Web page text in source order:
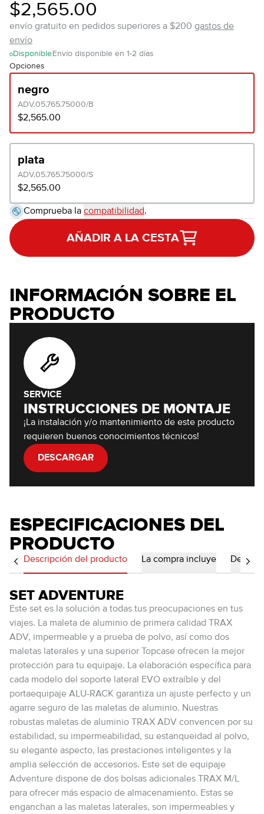
$2,565.00
envío gratuito en pedidos superiores a $200 gastos de
envío
Disponible Envío disponible en 1-2 días
Opciones
negro
ADV.05.765.75000/B
$2,565.00
plata
ADV.05.765.75000/S
$2,565.00
Comprueba la compatibilidad.
AÑADIR A LA CESTA
INFORMACIÓN SOBRE EL
PRODUCTO
SERVICE
INSTRUCCIONES DE MONTAJE
¡La instalación y/o mantenimiento de este producto
requieren buenos conocimientos técnicos!
DESCARGAR
ESPECIFICACIONES DEL
PRODUCTO
Descripción del producto La compra incluye Detalles
SET ADVENTURE
Este set es la solución a todas tus preocupaciones en tus
viajes. La maleta de aluminio de primera calidad TRAX
ADV, impermeable y a prueba de polvo, así como dos
maletas laterales y una superior Topcase ofrecen la mejor
protección para tu equipaje. La elaboración específica para
cada modelo del soporte lateral EVO extraíble y del
portaequipaje ALU-RACK garantiza un ajuste perfecto y un
agarre seguro de las maletas de aluminio. Nuestras
robustas maletas de aluminio TRAX ADV convencen por su
estabilidad, su impermeabilidad, su estanqueidad al polvo,
su elegante aspecto, las prestaciones inteligentes y la
amplia selección de accesorios. Este set de equipaje
Adventure dispone de dos bolsas adicionales TRAX M/L
para ofrecer más espacio de almacenamiento. Estas se
enganchan a las maletas laterales, son impermeables y